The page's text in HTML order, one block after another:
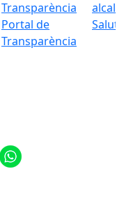
Portal de
Transparència